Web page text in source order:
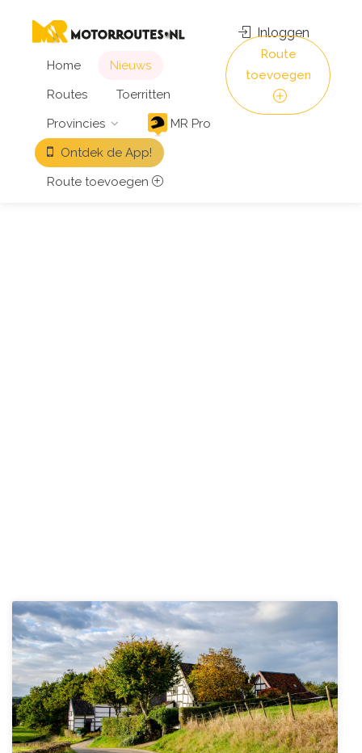
Home
Nieuws
Routes
Toerritten
Provincies
MR Pro
Ontdek de App!
Route toevoegen
Inloggen
Route
toevoegen